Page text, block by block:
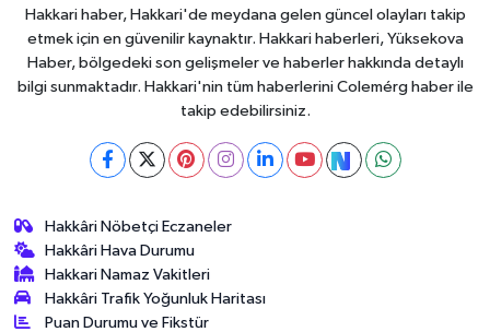
Hakkari haber, Hakkari'de meydana gelen güncel olayları takip
etmek için en güvenilir kaynaktır. Hakkari haberleri, Yüksekova
Haber, bölgedeki son gelişmeler ve haberler hakkında detaylı
bilgi sunmaktadır. Hakkari'nin tüm haberlerini Colemérg haber ile
takip edebilirsiniz.
Hakkâri Nöbetçi Eczaneler
Hakkâri Hava Durumu
Hakkari Namaz Vakitleri
Hakkâri Trafik Yoğunluk Haritası
Puan Durumu ve Fikstür